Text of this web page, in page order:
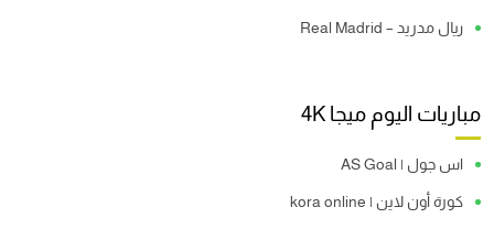
ريال مدريد – Real Madrid
مباريات اليوم ميجا 4K
اس جول | AS Goal
كورة أون لاين | kora online